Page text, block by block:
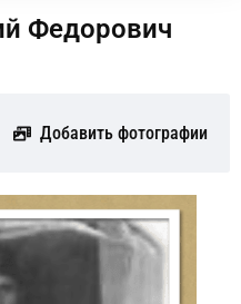
Федорович
Добавить фотографии